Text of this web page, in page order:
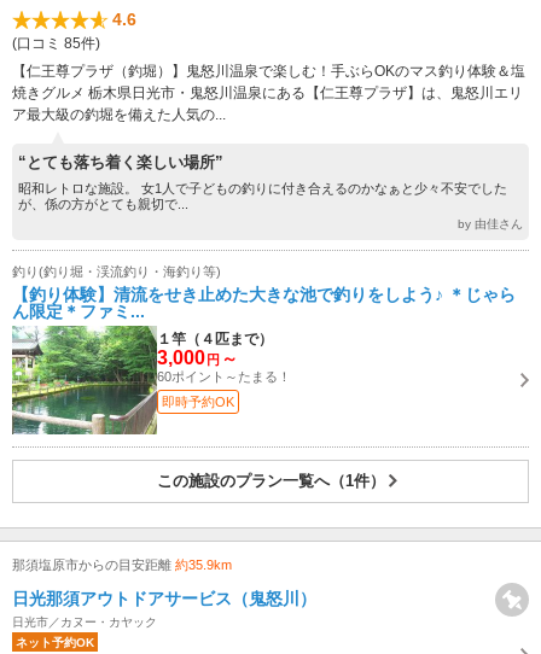
4.6
(口コミ 85件)
【仁王尊プラザ（釣堀）】鬼怒川温泉で楽しむ！手ぶらOKのマス釣り体験＆塩
焼きグルメ 栃木県日光市・鬼怒川温泉にある【仁王尊プラザ】は、鬼怒川エリ
ア最大級の釣堀を備えた人気の...
“とても落ち着く楽しい場所”
昭和レトロな施設。 女1人で子どもの釣りに付き合えるのかなぁと少々不安でした
が、係の方がとても親切で...
by 由佳さん
釣り(釣り堀・渓流釣り・海釣り等)
【釣り体験】清流をせき止めた大きな池で釣りをしよう♪ ＊じゃら
ん限定＊ファミ...
１竿（４匹まで）
3,000 円 ～
60ポイント～たまる！
即時予約OK
この施設のプラン一覧へ（1件）
那須塩原市からの目安距離 約35.9km
日光那須アウトドアサービス（鬼怒川）
日光市／カヌー・カヤック
ネット予約OK